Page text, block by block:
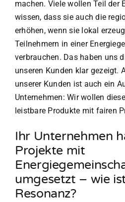
machen. Viele wollen Teil der
wissen, dass sie auch die
erhöhen, wenn sie lokal
Teilnehmern in einer
verbrauchen. Das haben uns
unseren Kunden klar gezeigt.
unserer Kunden ist auch ein
Unternehmen: Wir wollen
leistbare Produkte mit fairen
Ihr Unternehmen
Projekte mit
umgesetzt – wie
Resonanz?